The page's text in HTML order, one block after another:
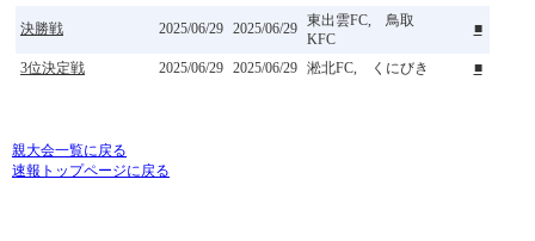
決勝戦 2025/06/29 2025/06/29 東出雲FC, 鳥取
KFC
■
3位決定戦 2025/06/29 2025/06/29 淞北FC, くにびき ■
親大会一覧に戻る
速報トップページに戻る